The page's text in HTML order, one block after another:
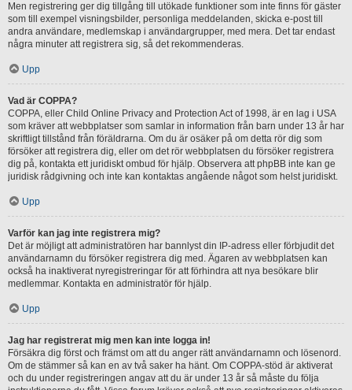
Men registrering ger dig tillgång till utökade funktioner som inte finns för gäster
som till exempel visningsbilder, personliga meddelanden, skicka e-post till
andra användare, medlemskap i användargrupper, med mera. Det tar endast
några minuter att registrera sig, så det rekommenderas.
Upp
Vad är COPPA?
COPPA, eller Child Online Privacy and Protection Act of 1998, är en lag i USA
som kräver att webbplatser som samlar in information från barn under 13 år har
skriftligt tillstånd från föräldrarna. Om du är osäker på om detta rör dig som
försöker att registrera dig, eller om det rör webbplatsen du försöker registrera
dig på, kontakta ett juridiskt ombud för hjälp. Observera att phpBB inte kan ge
juridisk rådgivning och inte kan kontaktas angående något som helst juridiskt.
Upp
Varför kan jag inte registrera mig?
Det är möjligt att administratören har bannlyst din IP-adress eller förbjudit det
användarnamn du försöker registrera dig med. Ägaren av webbplatsen kan
också ha inaktiverat nyregistreringar för att förhindra att nya besökare blir
medlemmar. Kontakta en administratör för hjälp.
Upp
Jag har registrerat mig men kan inte logga in!
Försäkra dig först och främst om att du anger rätt användarnamn och lösenord.
Om de stämmer så kan en av två saker ha hänt. Om COPPA-stöd är aktiverat
och du under registreringen angav att du är under 13 år så måste du följa